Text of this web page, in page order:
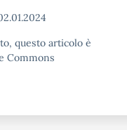
questo articolo è
Commons